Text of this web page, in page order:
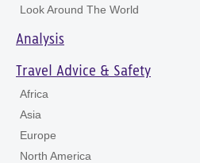
Look Around The World
Analysis
Travel Advice & Safety
Africa
Asia
Europe
North America